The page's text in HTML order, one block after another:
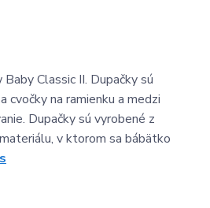
Classic II. Dupačky sú
cvočky na ramienku a medzi
Dupačky sú vyrobené z
v ktorom sa bábätko